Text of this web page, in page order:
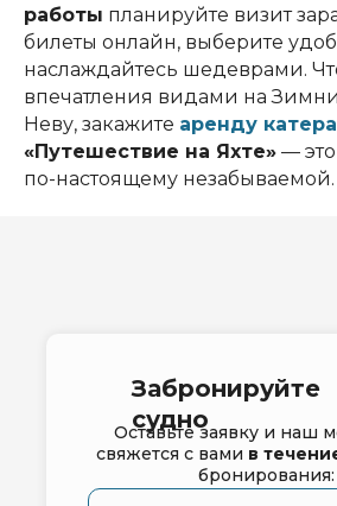
работы планируйте визит
билеты онлайн, выберите
наслаждайтесь шедеврами.
впечатления видами на
Неву, закажите аренду катера
«Путешествие на Яхте» —
по-настоящему незабываемой.
Забронируйте
судно
Оставьте заявку и наш
свяжется с вами в
бронирования: